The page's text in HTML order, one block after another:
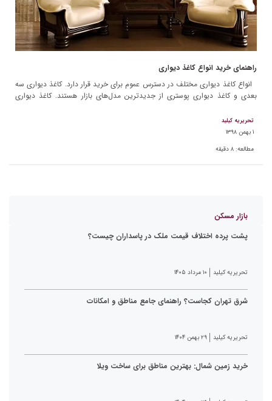
راهنمای خرید انواع کاغذ دیواری
انواع کاغذ دیواری مختلف در دسترس عموم برای خرید قرار دارد. کاغذ دیواری سه
بعدی و کاغذ دیواری پوستری از جدیدترین مدل‌های بازار هستند. کاغذ دیواری
تحریریه کیلید
۱ بهمن ۱۳۹۸
مطالعه: ۸ دقیقه
بازار مسکن
پشت پرده اختلاف قیمت ملک در پاسداران چیست؟
تحریریه کیلید ۱۰ مرداد ۱۴۰۵
شرق تهران کجاست؟ راهنمای جامع مناطق و امکانات
تحریریه کیلید ۲۹ بهمن ۱۴۰۴
خرید زمین شمال: بهترین مناطق برای ساخت ویلا